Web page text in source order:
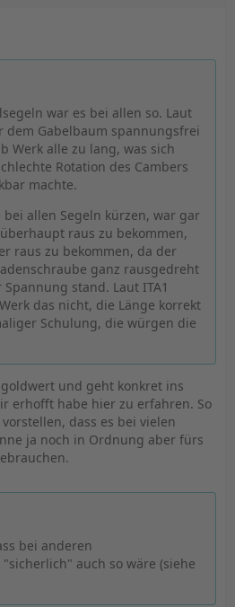
war es bei allen so. Laut
dem Gabelbaum spannungsfrei
Werk alle zu lang, was sich
Rotation des Cambers
machte.
bei allen Segeln kürzen, war gar
raus zu bekommen,
raus zu bekommen, da der
ganz rausgedreht
stand. Laut ITA1
das nicht, die Länge korrekt
Schulung, die würgen die
und geht konkret ins
erhofft habe hier zu erfahren. So
dass es bei vielen
ja noch in Ordnung aber fürs
bei anderen
auch so wäre (siehe